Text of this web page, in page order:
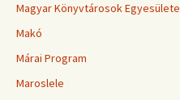
Magyar Könyvtárosok Egyesülete
Makó
Márai Program
Maroslele